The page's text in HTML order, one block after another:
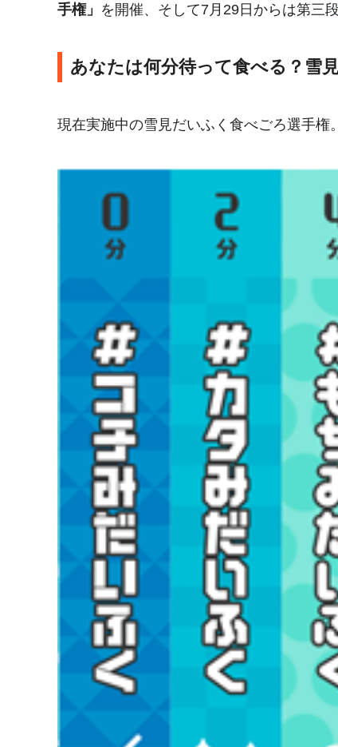
手権」 を開催、そして7月29日からは第三
あなたは何分待って食べる？雪
現在実施中の雪見だいふく食べごろ選手